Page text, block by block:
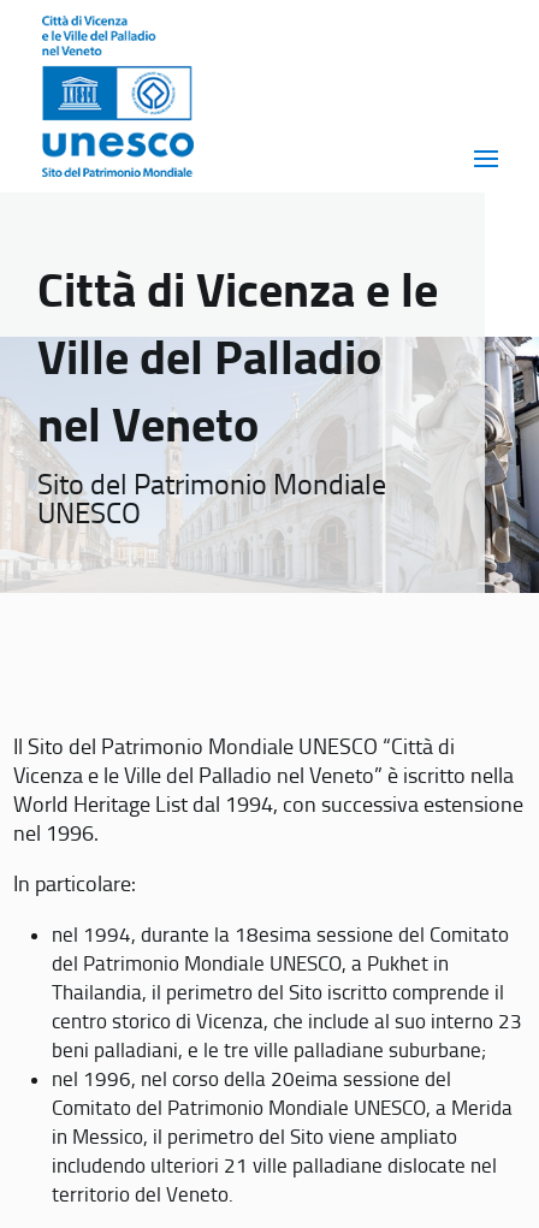
Città di Vicenza e le
Ville del Palladio
nel Veneto
Sito del Patrimonio Mondiale
UNESCO
Il Sito del Patrimonio Mondiale UNESCO “Città di
Vicenza e le Ville del Palladio nel Veneto” è iscritto nella
World Heritage List dal 1994, con successiva estensione
nel 1996.
In particolare:
nel 1994, durante la 18esima sessione del Comitato
del Patrimonio Mondiale UNESCO, a Pukhet in
Thailandia, il perimetro del Sito iscritto comprende il
centro storico di Vicenza, che include al suo interno 23
beni palladiani, e le tre ville palladiane suburbane;
nel 1996, nel corso della 20eima sessione del
Comitato del Patrimonio Mondiale UNESCO, a Merida
in Messico, il perimetro del Sito viene ampliato
includendo ulteriori 21 ville palladiane dislocate nel
territorio del Veneto.